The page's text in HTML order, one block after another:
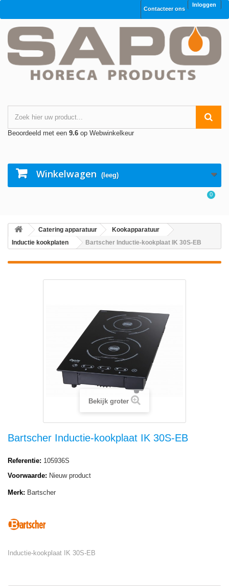
Inloggen
Contacteer ons
Beoordeeld met een 9.6 op Webwinkelkeur
Winkelwagen (leeg)
0
Catering apparatuur
Kookapparatuur
Inductie kookplaten
Bartscher Inductie-kookplaat IK 30S-EB
Bekijk groter
Bartscher Inductie-kookplaat IK 30S-EB
Referentie: 105936S
Voorwaarde: Nieuw product
Merk: Bartscher
Inductie-kookplaat IK 30S-EB